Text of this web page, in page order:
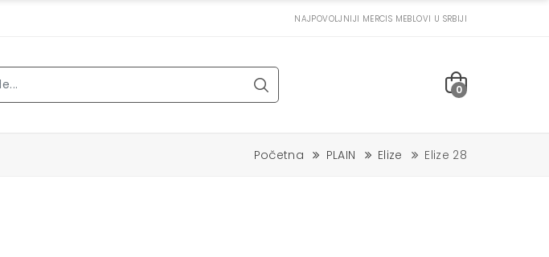
NAJPOVOLJNIJI MERCIS MEBLOVI U SRBIJI
0
Početna PLAIN Elize Elize 28